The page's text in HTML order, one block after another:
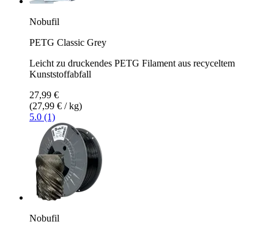
Nobufil
PETG Classic Grey
Leicht zu druckendes PETG Filament aus recyceltem
Kunststoffabfall
27,99 €
(27,99 € / kg)
5.0 (1)
Nobufil